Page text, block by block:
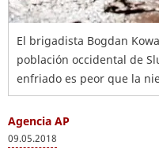
El brigadista Bogdan
población occidental de
enfriado es peor que la
Agencia AP
09.05.2018